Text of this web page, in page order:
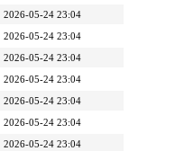
2026-05-24 23:04
2026-05-24 23:04
2026-05-24 23:04
2026-05-24 23:04
2026-05-24 23:04
2026-05-24 23:04
2026-05-24 23:04